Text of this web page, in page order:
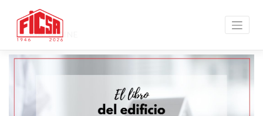
MAGAZINE